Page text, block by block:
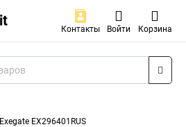
Контакты Войти Корзина
Exegate EX296401RUS